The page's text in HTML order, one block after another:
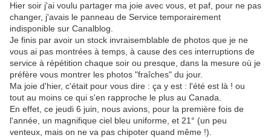
Hier soir j'ai voulu partager ma joie avec vous, et paf, pour ne pas
changer, j'avais le panneau de Service temporairement
indisponible sur Canalblog.
Je finis par avoir un stock invraisemblable de photos que je ne
vous ai pas montrées à temps, à cause des ces interruptions de
service à répétition chaque soir ou presque, dans la mesure où je
préfère vous montrer les photos "fraîches" du jour.
Ma joie d'hier, c'était pour vous dire : ça y est : l'été est là ! ou
tout au moins ce qui s'en rapproche le plus au Canada.
En effet, ce jeudi 6 juin, nous avions, pour la première fois de
l'année, un magnifique ciel bleu uniforme, et 21° (un peu
venteux, mais on ne va pas chipoter quand même !).